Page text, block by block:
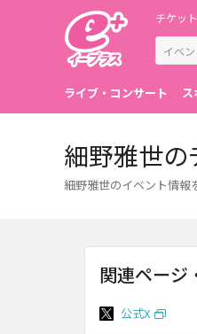
チケッ
ライブ・コンサート ス
細野雅世
細野雅世のイベント情報
関連ページ
公式X